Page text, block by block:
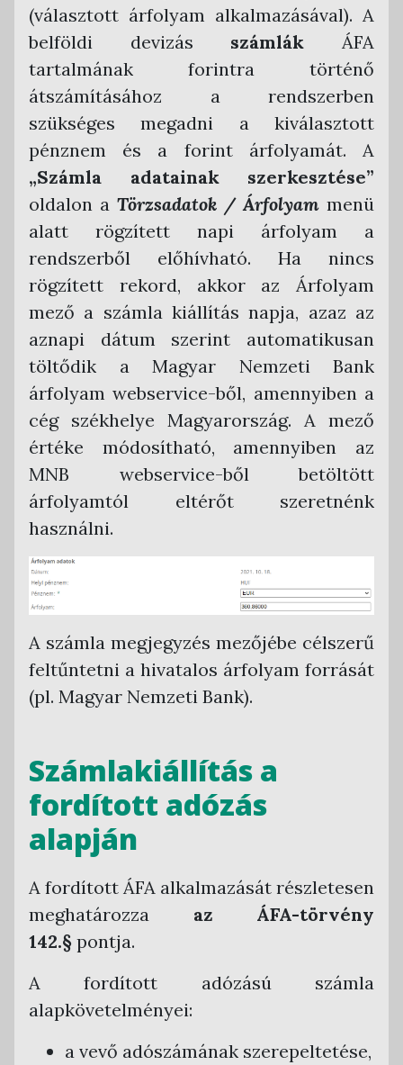
(választott árfolyam alkalmazásával). A
belföldi devizás számlák ÁFA
tartalmának forintra történő
átszámításához a rendszerben
szükséges megadni a kiválasztott
pénznem és a forint árfolyamát. A
„Számla adatainak szerkesztése”
oldalon a Törzsadatok / Árfolyam menü
alatt rögzített napi árfolyam a
rendszerből előhívható. Ha nincs
rögzített rekord, akkor az Árfolyam
mező a számla kiállítás napja, azaz az
aznapi dátum szerint automatikusan
töltődik a Magyar Nemzeti Bank
árfolyam webservice-ből, amennyiben a
cég székhelye Magyarország. A mező
értéke módosítható, amennyiben az
MNB webservice-ből betöltött
árfolyamtól eltérőt szeretnénk
használni.
A számla megjegyzés mezőjébe célszerű
feltűntetni a hivatalos árfolyam forrását
(pl. Magyar Nemzeti Bank).
Számlakiállítás a
fordított adózás
alapján
A fordított ÁFA alkalmazását részletesen
meghatározza az ÁFA-törvény
142.§ pontja.
A fordított adózású számla
alapkövetelményei:
a vevő adószámának szerepeltetése,